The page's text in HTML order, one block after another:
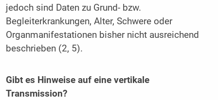
jedoch sind Daten zu Grund- bzw.
Begleiterkrankungen, Alter, Schwere oder
Organmanifestationen bisher nicht ausreichend
beschrieben (2, 5).
Gibt es Hinweise auf eine vertikale
Transmission?